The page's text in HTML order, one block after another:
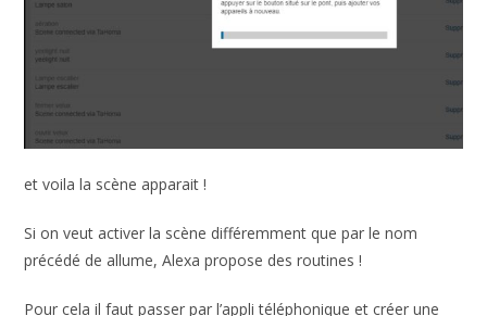
et voila la scène apparait !
Si on veut activer la scène différemment que par le nom
précédé de allume, Alexa propose des routines !
Pour cela il faut passer par l’appli téléphonique et créer une